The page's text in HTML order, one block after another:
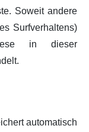
Soweit andere
Surfverhaltens)
in dieser
automatisch